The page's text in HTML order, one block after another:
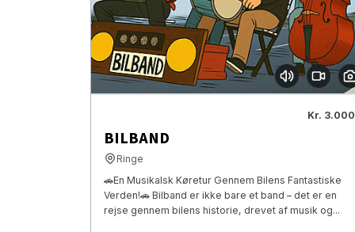
Kr. 3.000
BILBAND
Ringe
🚗En Musikalsk Køretur Gennem Bilens Fantastiske
Verden!🚗 Bilband er ikke bare et band – det er en
rejse gennem bilens historie, drevet af musik og...